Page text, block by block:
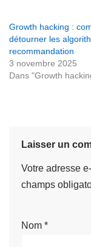
Growth hacking :
détourner les
recommandation
3 novembre 2025
Dans "Growth
Laisser un
Votre adresse
champs
Nom *